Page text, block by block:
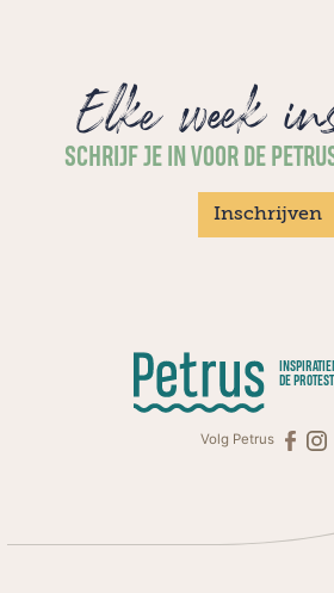
Elke week
SCHRIJF JE IN VOOR DE
Inschrijven
DE
Volg Petrus